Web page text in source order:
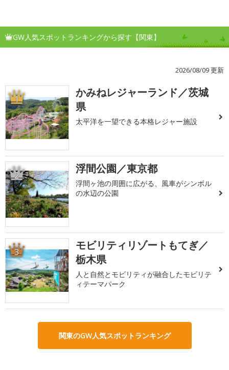
GW人気スポットランキングから探す【関東】
2026/08/09 更新
1
かみねレジャーランド／茨城
県
太平洋を一望できる本格レジャー施設
2 浮間公園／東京都
浮間ヶ池の周囲に広がる、風車がシンボル
の水辺の公園
3
モビリティリゾートもてぎ／
栃木県
人と自然とモビリティが融合したモビリテ
ィテーマパーク
関東のGW人気スポットランキング